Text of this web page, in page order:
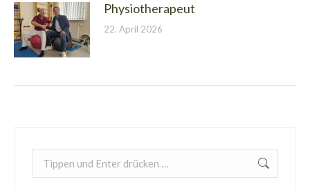
Physiotherapeut
22. April 2026
Search: